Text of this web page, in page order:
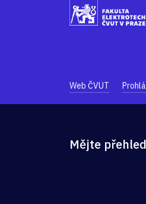
Web ČVUT
Mějte přehled